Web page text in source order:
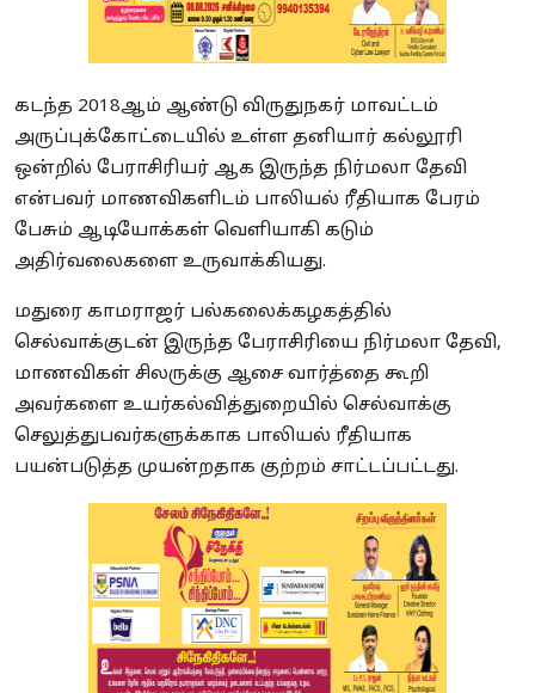
கடந்த 2018ஆம் ஆண்டு விருதுநகர் மாவட்டம்
அருப்புக்கோட்டையில் உள்ள தனியார் கல்லூரி
ஒன்றில் பேராசிரியர் ஆக இருந்த நிர்மலா தேவி
என்பவர் மாணவிகளிடம் பாலியல் ரீதியாக பேரம்
பேசும் ஆடியோக்கள் வெளியாகி கடும்
அதிர்வலைகளை உருவாக்கியது.
மதுரை காமராஜர் பல்கலைக்கழகத்தில்
செல்வாக்குடன் இருந்த பேராசிரியை நிர்மலா தேவி,
மாணவிகள் சிலருக்கு ஆசை வார்த்தை கூறி
அவர்களை உயர்கல்வித்துறையில் செல்வாக்கு
செலுத்துபவர்களுக்காக பாலியல் ரீதியாக
பயன்படுத்த முயன்றதாக குற்றம் சாட்டப்பட்டது.